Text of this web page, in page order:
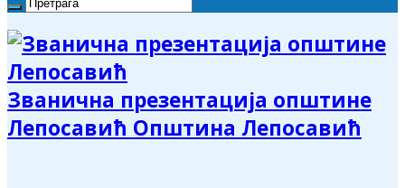
Званична презентација општине
Лепосавић Општина Лепосавић